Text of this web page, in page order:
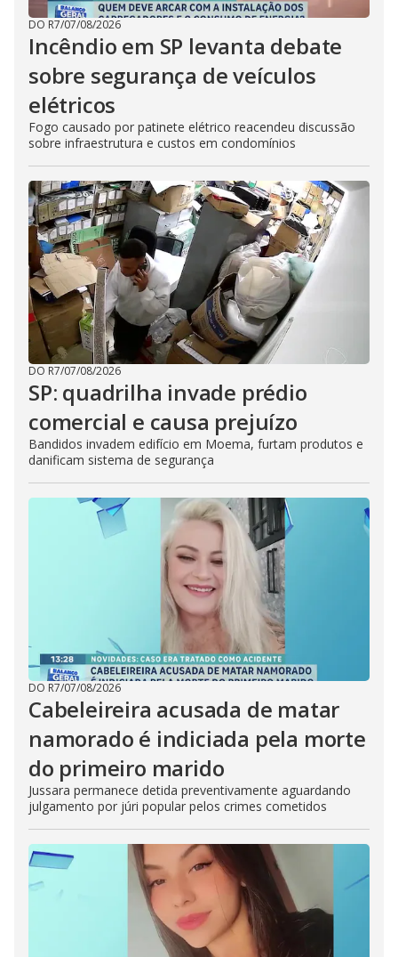
DO R7/07/08/2026
Incêndio em SP levanta debate
sobre segurança de veículos
elétricos
Fogo causado por patinete elétrico reacendeu discussão
sobre infraestrutura e custos em condomínios
DO R7/07/08/2026
SP: quadrilha invade prédio
comercial e causa prejuízo
Bandidos invadem edifício em Moema, furtam produtos e
danificam sistema de segurança
DO R7/07/08/2026
Cabeleireira acusada de matar
namorado é indiciada pela morte
do primeiro marido
Jussara permanece detida preventivamente aguardando
julgamento por júri popular pelos crimes cometidos